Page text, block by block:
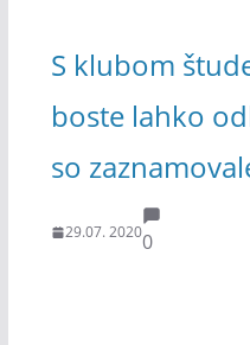
S klubom
boste lahko
so
29.07. 20200